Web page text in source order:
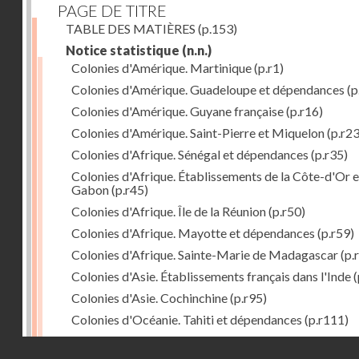
PAGE DE TITRE
TABLE DES MATIÈRES (p.153)
Notice statistique (n.n.)
Colonies d'Amérique. Martinique(p.r1)
Colonies d'Amérique. Guadeloupe et dépendances
Colonies d'Amérique. Guyane française(p.r16)
Colonies d'Amérique. Saint-Pierre et Miquelon
Colonies d'Afrique. Sénégal et dépendances (p.r35)
Colonies d'Afrique. Établissements de la Côte-d'Or
Gabon(p.r45)
Colonies d'Afrique. Île de la Réunion(p.r50)
Colonies d'Afrique. Mayotte et dépendances (p.r59)
Colonies d'Afrique. Sainte-Marie de Madagascar
Colonies d'Asie. Établissements français dans l'Inde
Colonies d'Asie. Cochinchine(p.r95)
Colonies d'Océanie. Tahiti et dépendances (p.r111)
Colonies d'Océanie. Nouvelle-Calédonie(p.r130)